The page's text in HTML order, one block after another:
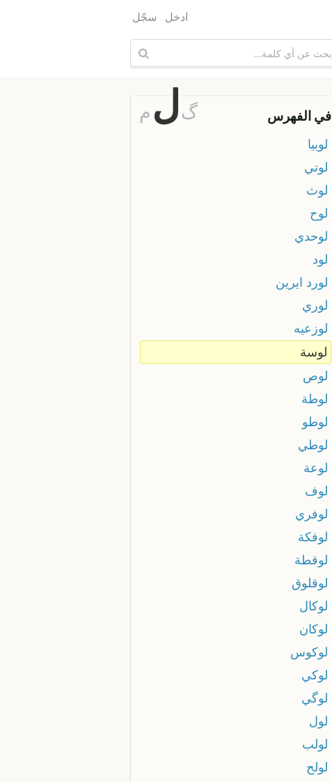
ادخل سجّل
في الفهرس گل م
لوبيا
لوتي
لوث
لوح
لوحدي
لود
لورد ايرين
لوري
لوزعيه
لوسة
لوص
لوطة
لوطو
لوطي
لوعة
لوف
لوفري
لوفكة
لوقطة
لوقلوق
لوكال
لوكان
لوكوس
لوكي
لوگي
لول
لولب
لولح